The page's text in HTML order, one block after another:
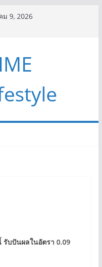
ม 9, 2026
รับปันผลในอัตรา 0.09